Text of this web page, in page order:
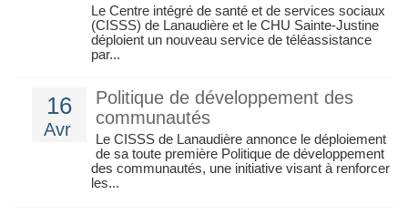
Le Centre intégré de santé et de services sociaux
(CISSS) de Lanaudière et le CHU Sainte-Justine
déploient un nouveau service de téléassistance
par...
16
Avr
Politique de développement des
communautés
Le CISSS de Lanaudière annonce le déploiement
de sa toute première Politique de développement
des communautés, une initiative visant à renforcer
les...